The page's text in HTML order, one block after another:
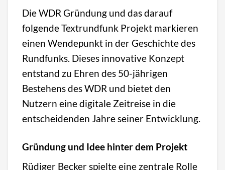
Die WDR Gründung und das darauf
folgende Textrundfunk Projekt markieren
einen Wendepunkt in der Geschichte des
Rundfunks. Dieses innovative Konzept
entstand zu Ehren des 50-jährigen
Bestehens des WDR und bietet den
Nutzern eine digitale Zeitreise in die
entscheidenden Jahre seiner Entwicklung.
Gründung und Idee hinter dem Projekt
Rüdiger Becker spielte eine zentrale Rolle